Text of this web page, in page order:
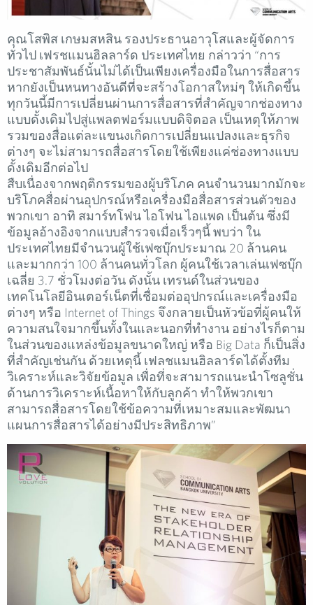
คุณโสพิส เกษมสหสิน รองประธานอาวุโสและผู้จัดการ
ทั่วไป เฟรชแมนฮิลลาร์ด ประเทศไทย กล่าวว่า “การ
ประชาสัมพันธ์นั้นไม่ได้เป็นเพียงเครื่องมือในการสื่อสาร
หากยังเป็นหนทางอันดีที่จะสร้างโอกาสใหม่ๆ ให้เกิดขึ้น
ทุกวันนี้มีการเปลี่ยนผ่านการสื่อสารที่สำคัญจากช่องทาง
แบบดั้งเดิมไปสู่แพลตฟอร์มแบบดิจิตอล เป็นเหตุให้ภาพ
รวมของสื่อแต่ละแขนงเกิดการเปลี่ยนแปลงและธุรกิจ
ต่างๆ จะไม่สามารถสื่อสารโดยใช้เพียงแค่ช่องทางแบบ
ดั้งเดิมอีกต่อไป
สืบเนื่องจากพฤติกรรมของผู้บริโภค คนจำนวนมากมักจะ
บริโภคสื่อผ่านอุปกรณ์หรือเครื่องมือสื่อสารส่วนตัวของ
พวกเขา อาทิ สมาร์ทโฟน ไอโฟน ไอแพด เป็นต้น ซึ่งมี
ข้อมูลอ้างอิงจากแบบสำรวจเมื่อเร็วๆนี้ พบว่า ใน
ประเทศไทยมีจำนวนผู้ใช้เฟซบุ๊กประมาณ 20 ล้านคน
และมากกว่า 100 ล้านคนทั่วโลก ผู้คนใช้เวลาเล่นเฟซบุ๊ก
เฉลี่ย 3.7 ชั่วโมงต่อวัน ดังนั้น เทรนด์ในส่วนของ
เทคโนโลยีอินเตอร์เน็ตที่เชื่อมต่ออุปกรณ์และเครื่องมือ
ต่างๆ หรือ Internet of Things จึงกลายเป็นหัวข้อที่ผู้คนให้
ความสนใจมากขึ้นทั้งในและนอกที่ทำงาน อย่างไรก็ตาม
ในส่วนของแหล่งข้อมูลขนาดใหญ่ หรือ Big Data ก็เป็นสิ่ง
ที่สำคัญเช่นกัน ด้วยเหตุนี้ เฟลชแมนฮิลลาร์ดได้ตั้งทีม
วิเคราะห์และวิจัยข้อมูล เพื่อที่จะสามารถแนะนำโซลูชั่น
ด้านการวิเคราะห์เนื้อหาให้กับลูกค้า ทำให้พวกเขา
สามารถสื่อสารโดยใช้ข้อความที่เหมาะสมและพัฒนา
แผนการสื่อสารได้อย่างมีประสิทธิภาพ”